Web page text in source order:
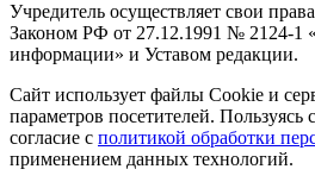
Учредитель осуществляет свои
Законом РФ от 27.12.1991 № 2124-1
информации» и Уставом редакции.
Сайт использует файлы Cookie и
параметров посетителей.
согласие с политикой обработки
применением данных технологий.